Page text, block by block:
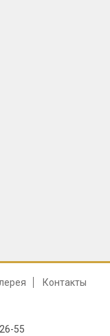
Контакты
26-55